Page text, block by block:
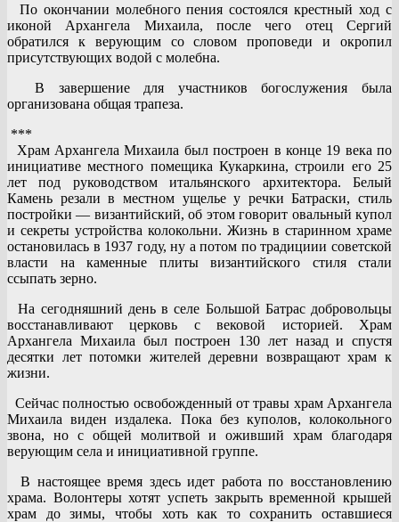
По окончании молебного пения состоялся крестный ход с
иконой Архангела Михаила, после чего отец Сергий
обратился к верующим со словом проповеди и окропил
присутствующих водой с молебна.
В завершение для участников богослужения была
организована общая трапеза.
***
Храм Архангела Михаила был построен в конце 19 века по
инициативе местного помещика Кукаркина, строили его 25
лет под руководством итальянского архитектора. Белый
Камень резали в местном ущелье у речки Батраски, стиль
постройки — византийский, об этом говорит овальный купол
и секреты устройства колокольни. Жизнь в старинном храме
остановилась в 1937 году, ну а потом по традициии советской
власти на каменные плиты византийского стиля стали
ссыпать зерно.
На сегодняшний день в селе Большой Батрас добровольцы
восстанавливают церковь с вековой историей. Храм
Архангела Михаила был построен 130 лет назад и спустя
десятки лет потомки жителей деревни возвращают храм к
жизни.
Сейчас полностью освобожденный от травы храм Архангела
Михаила виден издалека. Пока без куполов, колокольного
звона, но с общей молитвой и оживший храм благодаря
верующим села и инициативной группе.
В настоящее время здесь идет работа по восстановлению
храма. Волонтеры хотят успеть закрыть временной крышей
храм до зимы, чтобы хоть как то сохранить оставшиеся